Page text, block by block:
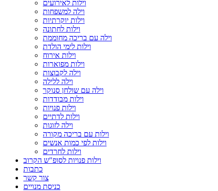
וילות לאירועים
וילה למשפחות
וילות יוקרתיות
וילות לחתונה
וילה עם בריכה מחוממת
וילות לימי הולדת
וילות אירוח
וילות מפוארות
וילה לקבוצות
וילה ללילה
וילה עם שולחן סנוקר
וילות מבודדות
וילות פנויות
וילות לדתיים
וילה לזוגות
וילות עם בריכה מקורה
וילות לפי כמות אנשים
וילות לחרדים
וילות פנויות לסופ"ש הקרוב
כתבות
צור קשר
כניסת מנויים